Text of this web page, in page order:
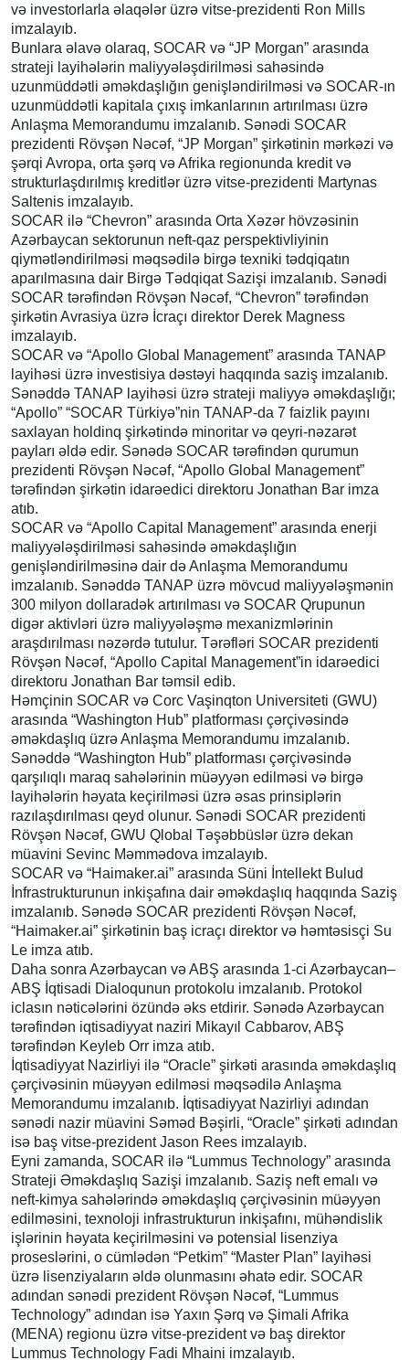
və investorlarla əlaqələr üzrə vitse-prezidenti Ron Mills
imzalayıb.
Bunlara əlavə olaraq, SOCAR və “JP Morgan” arasında
strateji layihələrin maliyyələşdirilməsi sahəsində
uzunmüddətli əməkdaşlığın genişləndirilməsi və SOCAR-ın
uzunmüddətli kapitala çıxış imkanlarının artırılması üzrə
Anlaşma Memorandumu imzalanıb. Sənədi SOCAR
prezidenti Rövşən Nəcəf, “JP Morgan” şirkətinin mərkəzi və
şərqi Avropa, orta şərq və Afrika regionunda kredit və
strukturlaşdırılmış kreditlər üzrə vitse-prezidenti Martynas
Saltenis imzalayıb.
SOCAR ilə “Chevron” arasında Orta Xəzər hövzəsinin
Azərbaycan sektorunun neft-qaz perspektivliyinin
qiymətləndirilməsi məqsədilə birgə texniki tədqiqatın
aparılmasına dair Birgə Tədqiqat Sazişi imzalanıb. Sənədi
SOCAR tərəfindən Rövşən Nəcəf, “Chevron” tərəfindən
şirkətin Avrasiya üzrə İcraçı direktor Derek Magness
imzalayıb.
SOCAR və “Apollo Global Management” arasında TANAP
layihəsi üzrə investisiya dəstəyi haqqında saziş imzalanıb.
Sənəddə TANAP layihəsi üzrə strateji maliyyə əməkdaşlığı;
“Apollo” “SOCAR Türkiyə”nin TANAP-da 7 faizlik payını
saxlayan holdinq şirkətində minoritar və qeyri-nəzarət
payları əldə edir. Sənədə SOCAR tərəfindən qurumun
prezidenti Rövşən Nəcəf, “Apollo Global Management”
tərəfindən şirkətin idarəedici direktoru Jonathan Bar imza
atıb.
SOCAR və “Apollo Capital Management” arasında enerji
maliyyələşdirilməsi sahəsində əməkdaşlığın
genişləndirilməsinə dair də Anlaşma Memorandumu
imzalanıb. Sənəddə TANAP üzrə mövcud maliyyələşmənin
300 milyon dollaradək artırılması və SOCAR Qrupunun
digər aktivləri üzrə maliyyələşmə mexanizmlərinin
araşdırılması nəzərdə tutulur. Tərəfləri SOCAR prezidenti
Rövşən Nəcəf, “Apollo Capital Management”in idarəedici
direktoru Jonathan Bar təmsil edib.
Həmçinin SOCAR və Corc Vaşinqton Universiteti (GWU)
arasında “Washington Hub” platforması çərçivəsində
əməkdaşlıq üzrə Anlaşma Memorandumu imzalanıb.
Sənəddə “Washington Hub” platforması çərçivəsində
qarşılıqlı maraq sahələrinin müəyyən edilməsi və birgə
layihələrin həyata keçirilməsi üzrə əsas prinsiplərin
razılaşdırılması qeyd olunur. Sənədi SOCAR prezidenti
Rövşən Nəcəf, GWU Qlobal Təşəbbüslər üzrə dekan
müavini Sevinc Məmmədova imzalayıb.
SOCAR və “Haimaker.ai” arasında Süni İntellekt Bulud
İnfrastrukturunun inkişafına dair əməkdaşlıq haqqında Saziş
imzalanıb. Sənədə SOCAR prezidenti Rövşən Nəcəf,
“Haimaker.ai” şirkətinin baş icraçı direktor və həmtəsisçi Su
Le imza atıb.
Daha sonra Azərbaycan və ABŞ arasında 1-ci Azərbaycan–
ABŞ İqtisadi Dialoqunun protokolu imzalanıb. Protokol
iclasın nəticələrini özündə əks etdirir. Sənədə Azərbaycan
tərəfindən iqtisadiyyat naziri Mikayıl Cabbarov, ABŞ
tərəfindən Keyleb Orr imza atıb.
İqtisadiyyat Nazirliyi ilə “Oracle” şirkəti arasında əməkdaşlıq
çərçivəsinin müəyyən edilməsi məqsədilə Anlaşma
Memorandumu imzalanıb. İqtisadiyyat Nazirliyi adından
sənədi nazir müavini Səməd Bəşirli, “Oracle” şirkəti adından
isə baş vitse-prezident Jason Rees imzalayıb.
Eyni zamanda, SOCAR ilə “Lummus Technology” arasında
Strateji Əməkdaşlıq Sazişi imzalanıb. Saziş neft emalı və
neft-kimya sahələrində əməkdaşlıq çərçivəsinin müəyyən
edilməsini, texnoloji infrastrukturun inkişafını, mühəndislik
işlərinin həyata keçirilməsini və potensial lisenziya
proseslərini, o cümlədən “Petkim” “Master Plan” layihəsi
üzrə lisenziyaların əldə olunmasını əhatə edir. SOCAR
adından sənədi prezident Rövşən Nəcəf, “Lummus
Technology” adından isə Yaxın Şərq və Şimali Afrika
(MENA) regionu üzrə vitse-prezident və baş direktor
Lummus Technology Fadi Mhaini imzalayıb.